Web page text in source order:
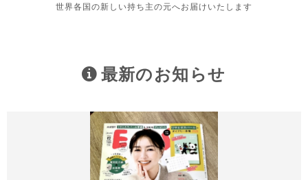
世界各国の新しい持ち主の元へお届けいたします
最新のお知らせ